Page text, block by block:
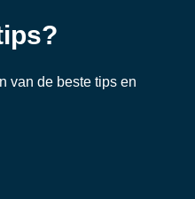
van de beste tips en